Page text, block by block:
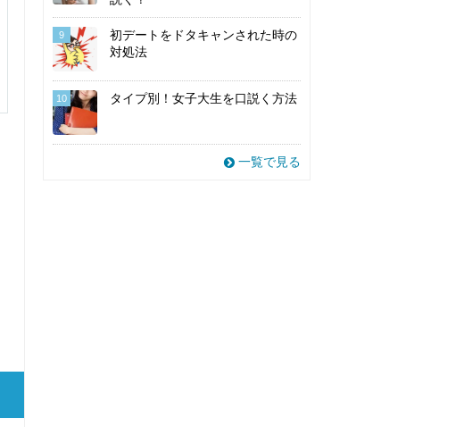
9
初デートをドタキャンされた時の
対処法
10 タイプ別！女子大生を口説く方法
一覧で見る